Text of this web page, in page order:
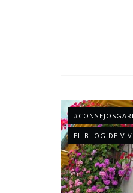
EL BLOG DE